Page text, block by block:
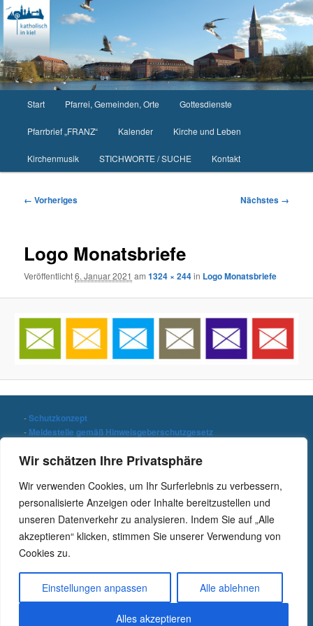
Wir schätzen Ihre Privatsphäre
Wir verwenden Cookies, um Ihr Surferlebnis zu verbessern,
personalisierte Anzeigen oder Inhalte bereitzustellen und
unseren Datenverkehr zu analysieren. Indem Sie auf „Alle
akzeptieren“ klicken, stimmen Sie unserer Verwendung von
Cookies zu.
Einstellungen anpassen Alle ablehnen
Alles akzeptieren
Zum
primären
Inhalt
springen
Start Pfarrei, Gemeinden, Orte Gottesdienste
Pfarrbrief „FRANZ“ Kalender Kirche und Leben
Kirchenmusik STICHWORTE / SUCHE Kontakt
Bilder-
← Vorheriges Nächstes →
Logo Monatsbriefe
Veröffentlicht6. Januar 2021 am1324 × 244in Logo Monatsbriefe
-Schutzkonzept
- Meldestelle gemäß Hinweisgeberschutzgesetz
-Impressum
Stichwort suchen
S
u
c
e
n